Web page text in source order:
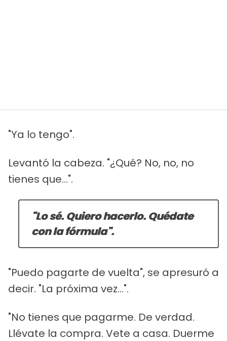
"Ya lo tengo".
Levantó la cabeza. "¿Qué? No, no, no
tienes que...".
"Lo sé. Quiero hacerlo. Quédate
con la fórmula".
"Puedo pagarte de vuelta", se apresuró a
decir. "La próxima vez...".
"No tienes que pagarme. De verdad.
Llévate la compra. Vete a casa. Duerme